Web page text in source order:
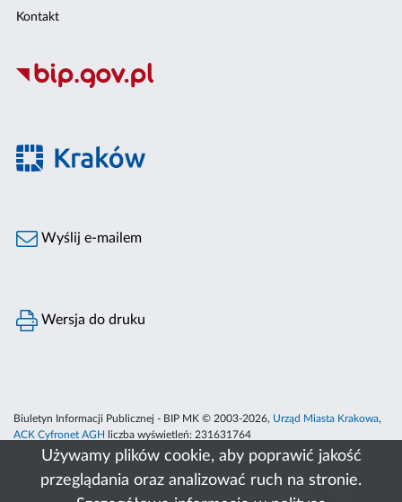
Używamy plików cookie, aby poprawić jakość
przeglądania oraz analizować ruch na stronie.
Kontakt
Wyślij e-mailem
Wersja do druku
Biuletyn Informacji Publicznej - BIP MK © 2003-2026, Urząd Miasta Krakowa,
ACK Cyfronet AGH
liczba wyświetleń: 231631764